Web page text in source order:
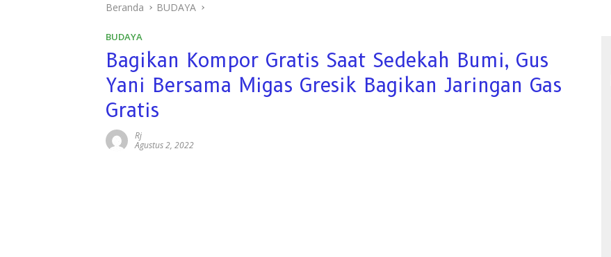
Beranda BUDAYA
BUDAYA
Bagikan Kompor Gratis Saat Sedekah Bumi, Gus
Yani Bersama Migas Gresik Bagikan Jaringan Gas
Gratis
Rj
Agustus 2, 2022